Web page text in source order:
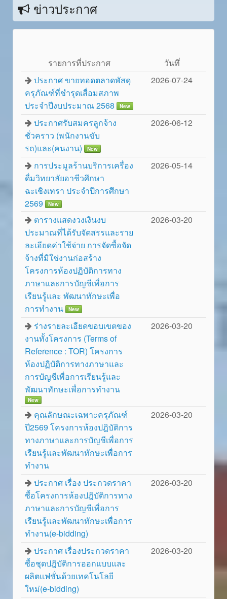
ข่าวประกาศ
รายการที่ประกาศ
วันทึ่
ประกาศ ขายทอดตลาดพัสดุ
ครุภัณฑ์ที่ชำรุดเสื่อมสภาพ
ประจำปีงบประมาณ 2568
New
2026-07-24
ประกาศรับสมครลูกจ้าง
ชั่วคราว (พนักงานขับ
รถ)และ(คนงาน)
New
2026-06-12
การประมูลร้านบริการเครื่อง
ดื่มวิทยาลัยอาชีวศึกษา
ฉะเชิงเทรา ประจำปีการศึกษา
2569
New
2026-05-14
ตารางแสดงวงเงินงบ
ประมาณที่ได้รับจัดสรรและราย
ละเอียดค่าใช้จ่าย การจัดซื้อจัด
จ้างที่มิใช่งานก่อสร้าง
โครงการห้องปฏิบัติการทาง
ภาษาและการบัญชีเพื่อการ
เรียนรู้และ พัฒนาทักษะเพื่อ
การทำงาน
New
2026-03-20
ร่างรายละเอียดขอบเขตของ
งานทั้งโครงการ (Terms of
Reference : TOR) โครงการ
ห้องปฏิบัติการทางภาษาและ
การบัญชีเพื่อการเรียนรู้และ
พัฒนาทักษะเพื่อการทำงาน
New
2026-03-20
คุณลักษณะเฉพาะครุภัณฑ์
ปี2569 โครงการห้องปฎิบัติการ
ทางภาษาและการบัญชีเพื่อการ
เรียนรู้และพัฒนาทักษะเพื่อการ
ทำงาน
2026-03-20
ประกาศ เรื่อง ประกวดราคา
ซื้อโครงการห้องปฎิบัติการทาง
ภาษาและการบัญชีเพื่อการ
เรียนรู้และพัฒนาทักษะเพื่อการ
ทำงาน(e-bidding)
2026-03-20
ประกาศ เรื่องประกวดราคา
ซื้อชุดปฎิบัติการออกแบบและ
ผลิตแฟชั่นด้วยเทคโนโลยี
ใหม่(e-bidding)
2026-03-20